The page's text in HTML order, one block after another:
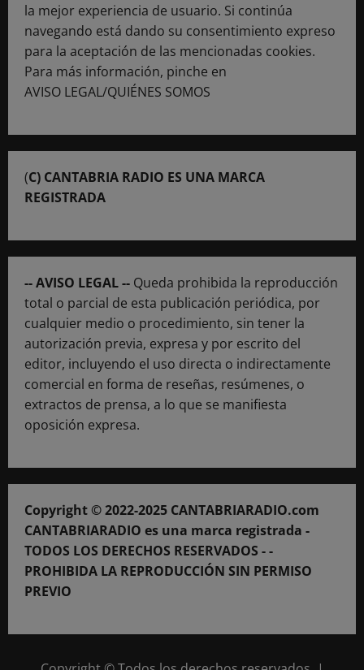
la mejor experiencia de usuario. Si continúa
navegando está dando su consentimiento expreso
para la aceptación de las mencionadas cookies.
Para más información, pinche en
AVISO LEGAL/QUIÉNES SOMOS
(C) CANTABRIA RADIO ES UNA MARCA
REGISTRADA
-- AVISO LEGAL -- Queda prohibida la reproducción
total o parcial de esta publicación periódica, por
cualquier medio o procedimiento, sin tener la
autorización previa, expresa y por escrito del
editor, incluyendo el uso directa o indirectamente
comercial en forma de reseñas, resúmenes, o
extractos de prensa, a lo que se manifiesta
oposición expresa.
Copyright © 2022-2025 CANTABRIARADIO.com
CANTABRIARADIO es una marca registrada -
TODOS LOS DERECHOS RESERVADOS - -
PROHIBIDA LA REPRODUCCIÓN SIN PERMISO
PREVIO